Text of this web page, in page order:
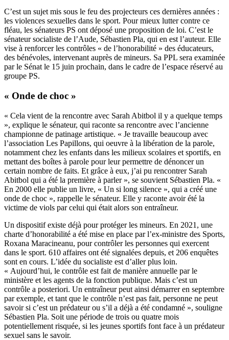
C’est un sujet mis sous le feu des projecteurs ces dernières années :
les violences sexuelles dans le sport. Pour mieux lutter contre ce
fléau, les sénateurs PS ont déposé une proposition de loi. C’est le
sénateur socialiste de l’Aude, Sébastien Pla, qui en est l’auteur. Elle
vise à renforcer les contrôles « de l’honorabilité » des éducateurs,
des bénévoles, intervenant auprès de mineurs. Sa PPL sera examinée
par le Sénat le 15 juin prochain, dans le cadre de l’espace réservé au
groupe PS.
« Onde de choc »
« Cela vient de la rencontre avec Sarah Abitbol il y a quelque temps
», explique le sénateur, qui raconte sa rencontre avec l’ancienne
championne de patinage artistique. « Je travaille beaucoup avec
l’association Les Papillons, qui oeuvre à la libération de la parole,
notamment chez les enfants dans les milieux scolaires et sportifs, en
mettant des boîtes à parole pour leur permettre de dénoncer un
certain nombre de faits. Et grâce à eux, j’ai pu rencontrer Sarah
Abitbol qui a été la première à parler », se souvient Sébastien Pla. «
En 2000 elle publie un livre, « Un si long silence », qui a créé une
onde de choc », rappelle le sénateur. Elle y raconte avoir été la
victime de viols par celui qui était alors son entraîneur.
Un dispositif existe déjà pour protéger les mineurs. En 2021, une
charte d’honorabilité a été mise en place par l’ex-ministre des Sports,
Roxana Maracineanu, pour contrôler les personnes qui exercent
dans le sport. 610 affaires ont été signalées depuis, et 206 enquêtes
sont en cours. L’idée du socialiste est d’aller plus loin.
« Aujourd’hui, le contrôle est fait de manière annuelle par le
ministère et les agents de la fonction publique. Mais c’est un
contrôle a posteriori. Un entraîneur peut ainsi démarrer en septembre
par exemple, et tant que le contrôle n’est pas fait, personne ne peut
savoir si c’est un prédateur ou s’il a déjà a été condamné », souligne
Sébastien Pla. Soit une période de trois ou quatre mois
potentiellement risquée, si les jeunes sportifs font face à un prédateur
sexuel sans le savoir.